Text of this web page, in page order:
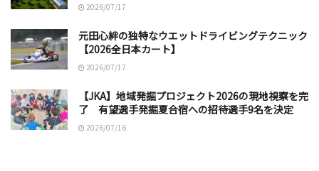
2026/07/17
元田心絆の独特なウエットドライビングテクニック
【2026全日本カート】
2026/07/17
【JKA】地域発掘プロジェクト2026の現地視察を完
了 有望選手発掘夏合宿への招待選手9名を決定
2026/07/16